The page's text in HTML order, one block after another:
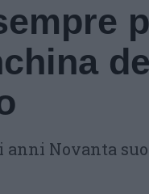
Novanta